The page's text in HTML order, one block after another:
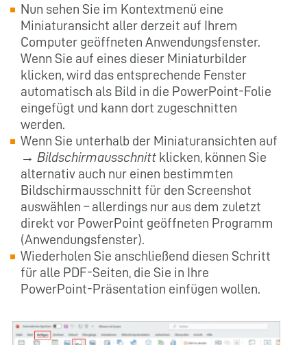
Nun sehen Sie im Kontextmenü eine
Miniaturansicht aller derzeit auf Ihrem
Computer geöffneten Anwendungsfenster.
Wenn Sie auf eines dieser Miniaturbilder
klicken, wird das entsprechende Fenster
automatisch als Bild in die PowerPoint-Folie
eingefügt und kann dort zugeschnitten
werden.
Wenn Sie unterhalb der Miniaturansichten auf
→ Bildschirmausschnitt klicken, können Sie
alternativ auch nur einen bestimmten
Bildschirmausschnitt für den Screenshot
auswählen – allerdings nur aus dem zuletzt
direkt vor PowerPoint geöffneten Programm
(Anwendungsfenster).
Wiederholen Sie anschließend diesen Schritt
für alle PDF-Seiten, die Sie in Ihre
PowerPoint-Präsentation einfügen wollen.